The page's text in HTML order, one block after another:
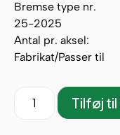
Bremse type
25-2025
Antal pr.
Fabrikat/Passer
Tilføj